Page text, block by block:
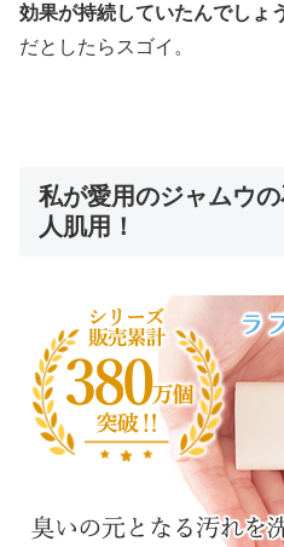
効果が持続していたんでしょ
だとしたらスゴイ。
私が愛用のジャムウ
人肌用！